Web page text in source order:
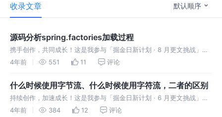
收录文章 默认顺序
源码分析spring.factories加载过程
携手创作，共同成长！这是我参与「掘金日新计划 · 8 月更文挑战」的
第1天，点击查看活动详情 版本情况 本文中涉及到的库的版本：
4年前 551 11 评论
什么时候使用字节流、什么时候使用字符流，二者的区别
持续创作，加速成长！这是我参与「掘金日新计划 · 6 月更文挑战」的
第25天，点击查看活动详情 什么时候使用字节流、什么时候使用字符
4年前 384 12 评论